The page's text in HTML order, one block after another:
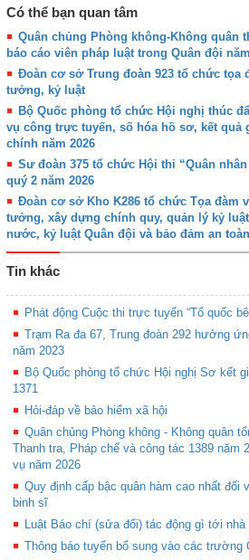
Có thể bạn quan tâm
Quân chủng Phòng không-Không quân
báo cáo viên pháp luật trong Quân đội
Đoàn cơ sở Trung đoàn 923 tổ chức tọa
tưởng, kỷ luật
Bộ Quốc phòng tổ chức Hội nghị thúc
vụ công trực tuyến, số hóa hồ sơ, kết quả
chính năm 2026
Sư đoàn 375 tổ chức Hội thi “Quân
quý 2 năm 2026
Đoàn cơ sở Kho K286 tổ chức Tọa đàm
tưởng, xây dựng chính quy, quản lý kỷ
nước, kỷ luật Quân đội và bảo đảm an
Tin khác
Phát động Cuộc thi trực tuyến “Tổ quốc
Trạm Ra đa 67, Trung đoàn 292 hưởng
năm 2023
Bộ Quốc phòng tổ chức Hội nghị Sơ kết
1371
Hỏi-đáp về bảo hiểm xã hội
Quân chủng Phòng không - Không quân
Thanh tra, Pháp chế và công tác 1389 năm
vụ năm 2026
Quy định cấp bậc quân hàm cao nhất
binh sĩ
Luật Báo chí (sửa đổi) tác động gì tới nhà
Thông báo tuyển bổ sung vào các trường